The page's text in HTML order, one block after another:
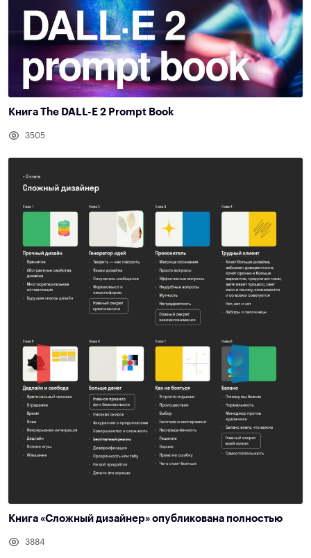
Книга The DALL-E 2 Prompt Book
3505
Книга «Сложный дизайнер» опубликована полностью
3884